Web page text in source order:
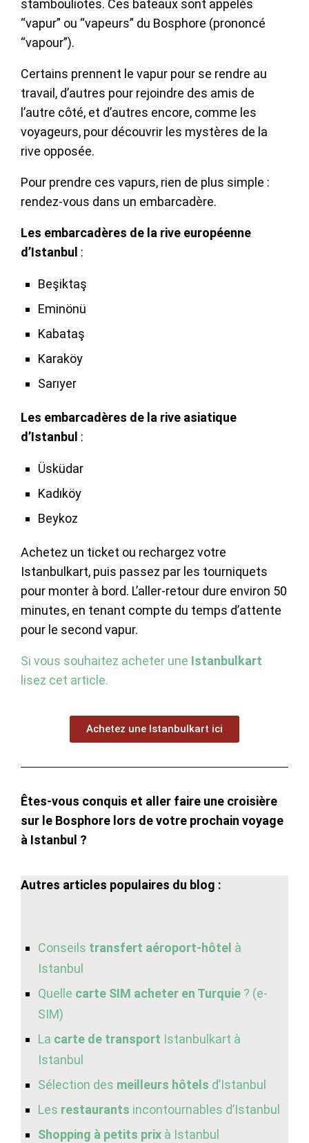
stambouliotes. Ces bateaux sont appelés
“vapur” ou “vapeurs” du Bosphore (prononcé
“vapour”).
Certains prennent le vapur pour se rendre au
travail, d’autres pour rejoindre des amis de
l’autre côté, et d’autres encore, comme les
voyageurs, pour découvrir les mystères de la
rive opposée.
Pour prendre ces vapurs, rien de plus simple :
rendez-vous dans un embarcadère.
Les embarcadères de la rive européenne
d’Istanbul :
Beşiktaş
Eminönü
Kabataş
Karaköy
Sarıyer
Les embarcadères de la rive asiatique
d’Istanbul :
Üsküdar
Kadıköy
Beykoz
Achetez un ticket ou rechargez votre
Istanbulkart, puis passez par les tourniquets
pour monter à bord. L’aller-retour dure environ 50
minutes, en tenant compte du temps d’attente
pour le second vapur.
Si vous souhaitez acheter une Istanbulkart
lisez cet article.
Achetez une Istanbulkart ici
Êtes-vous conquis et aller faire une croisière
sur le Bosphore lors de votre prochain voyage
à Istanbul ?
Autres articles populaires du blog :
Conseils transfert aéroport-hôtel à
Istanbul
Quelle carte SIM acheter en Turquie ? (e-
SIM)
La carte de transport Istanbulkart à
Istanbul
Sélection des meilleurs hôtels d’Istanbul
Les restaurants incontournables d’Istanbul
Shopping à petits prix à Istanbul